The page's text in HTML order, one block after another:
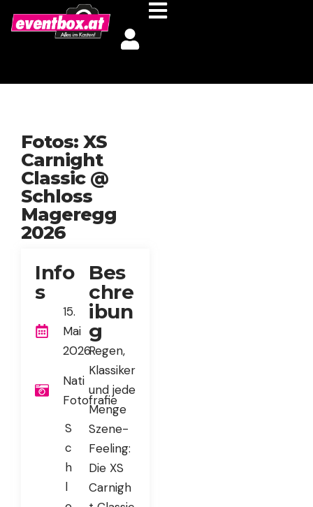
Fotos: XS
Carnight
Classic @
Schloss
Mageregg
2026
Info
s
15.
Mai
2026
Nati
Fotofrafie
S
c
h
l
Bes
chre
ibun
g
Regen,
Klassiker
und jede
Menge
Szene-
Feeling:
Die XS
Carnigh